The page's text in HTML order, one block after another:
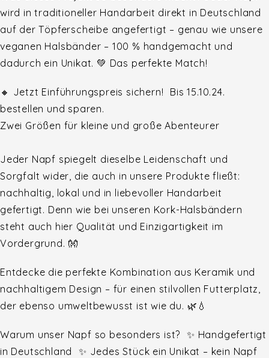
wird in traditioneller Handarbeit direkt in Deutschland
auf der Töpferscheibe angefertigt – genau wie unsere
veganen Halsbänder – 100 % handgemacht und
dadurch ein Unikat. 💚 Das perfekte Match!
🔸 Jetzt Einführungspreis sichern! Bis 15.10.24.
bestellen und sparen.
Zwei Größen für kleine und große Abenteurer
Jeder Napf spiegelt dieselbe Leidenschaft und
Sorgfalt wider, die auch in unsere Produkte fließt:
nachhaltig, lokal und in liebevoller Handarbeit
gefertigt. Denn wie bei unseren Kork-Halsbändern
steht auch hier Qualität und Einzigartigkeit im
Vordergrund. 👐
Entdecke die perfekte Kombination aus Keramik und
nachhaltigem Design – für einen stilvollen Futterplatz,
der ebenso umweltbewusst ist wie du. 🌿💧
Warum unser Napf so besonders ist? ✨ Handgefertigt
in Deutschland ✨ Jedes Stück ein Unikat – kein Napf